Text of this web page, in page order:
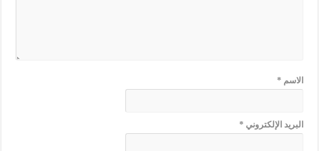
الاسم*
البريد الإلكتروني*